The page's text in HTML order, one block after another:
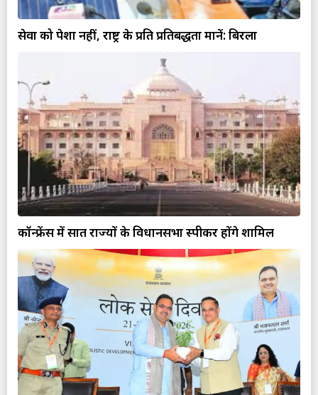
सेवा को पेशा नहीं, राष्ट्र के प्रति प्रतिबद्धता मानें: बिरला
कॉन्फ्रेंस में सात राज्यों के विधानसभा स्पीकर होंगे शामिल